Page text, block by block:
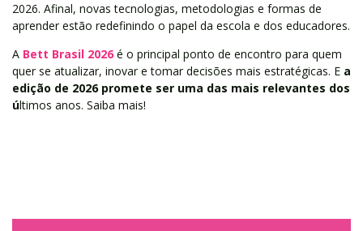
2026. Afinal, novas tecnologias, metodologias e formas de
aprender estão redefinindo o papel da escola e dos educadores.
A Bett Brasil 2026 é o principal ponto de encontro para quem
quer se atualizar, inovar e tomar decisões mais estratégicas. E a
edição de 2026 promete ser uma das mais relevantes dos
últimos anos. Saiba mais!